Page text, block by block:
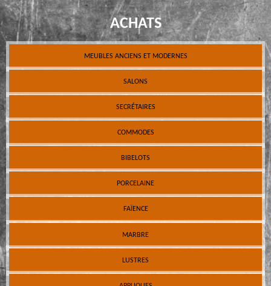
ACHATS
MEUBLES ANCIENS ET MODERNES
SALONS
SECRÉTAIRES
COMMODES
BIBELOTS
PORCELAINE
FAÏENCE
MARBRE
LUSTRES